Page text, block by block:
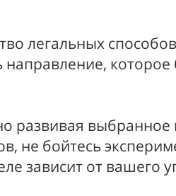
легальных
развивая
не бойтесь
зависит от вашего